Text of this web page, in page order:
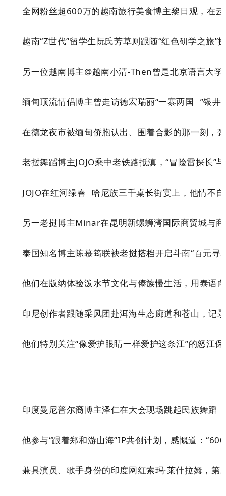
全网粉丝超600万的越南旅行美食博主黎日观，在
越南“Z世代”留学生阮氏芳草则跟随“红色研学之旅”
另一位越南博主@越南小清-Then曾是北京语言大
缅甸顶流情侣博主曾走访德宏瑞丽“一寨两国 ”银井
在德龙夜市被缅甸侨胞认出、围着合影的那一刻
老挝舞蹈博主JOJO乘中老铁路抵滇，“冒险雷探长”
JOJO在红河绿春 哈尼族三千桌长街宴上， 他情不
另一老挝博主Minar在昆明新螺蛳湾国际商贸城与
泰国知名博主陈慕筠联袂老挝搭档开启斗南“百元寻
他们在版纳体验泼水节文化与傣族慢生活，用泰语
印尼创作者跟随采风团赴洱海生态廊道和苍山，记
他们特别关注“像爱护眼睛一样爱护这条江”的怒江
印度曼尼普尔裔博主泽仁在大会现场跳起民族舞蹈
他参与“跟着郑和游山海”IP共创计划，感慨道：“
兼具演员、歌手身份的印度网红索玛·莱什拉姆，第